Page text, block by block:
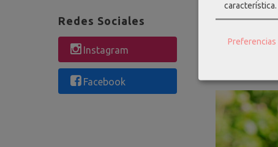
Redes Sociales
Instagram
Facebook
característica.
Preferencias